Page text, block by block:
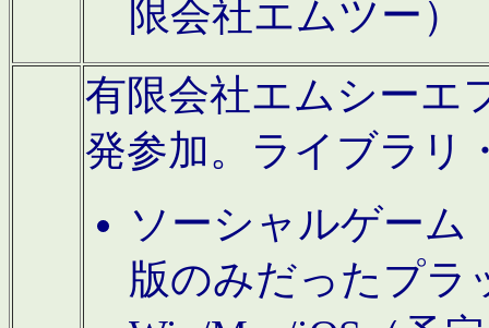
限会社エムツー）
有限会社エムシーエ
発参加。ライブラリ
ソーシャルゲーム
版のみだったプラ